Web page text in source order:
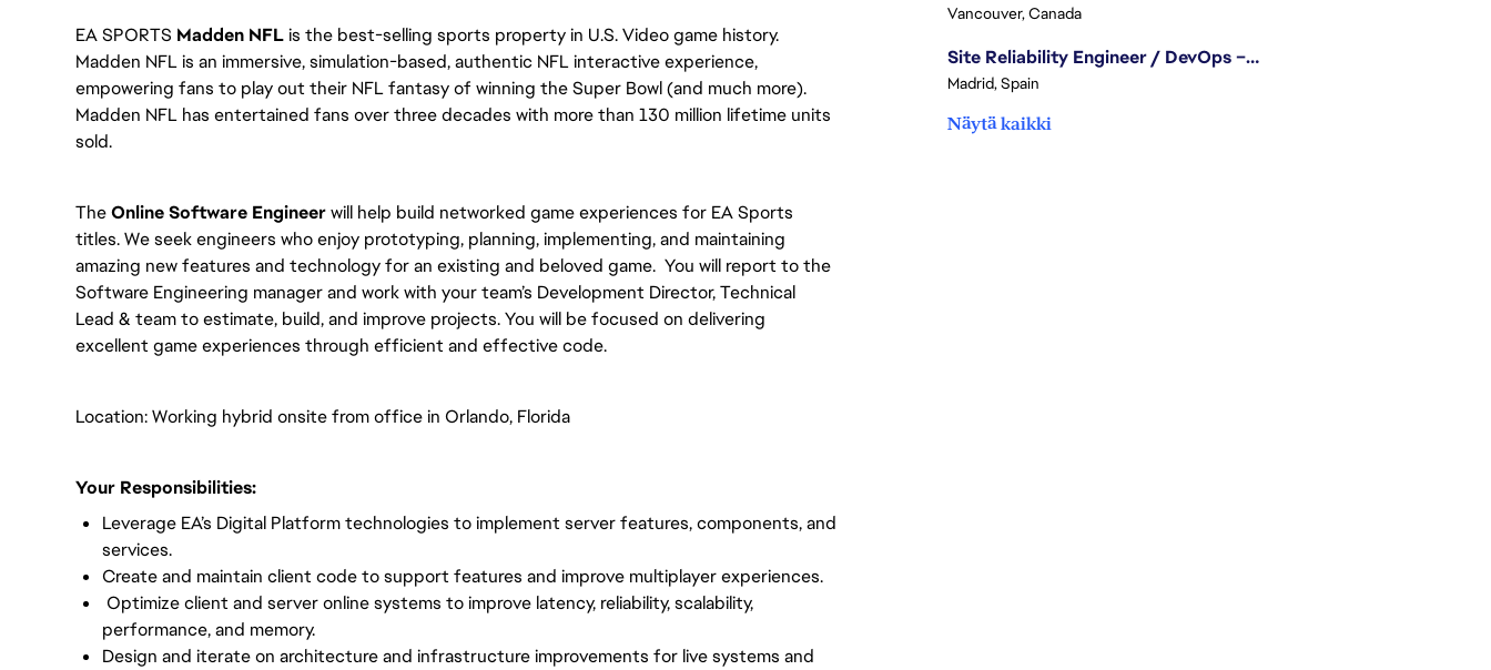
EA SPORTS Madden NFLis the best-selling sports property in U.S. Video game history.
Madden NFL is an immersive, simulation-based, authentic NFL interactive experience,
empowering fans to play out their NFL fantasy of winning the Super Bowl (and much more).
Madden NFL has entertained fans over three decades with more than 130 million lifetime units
sold.
TheOnline Software Engineerwill help build networked game experiences for EA Sports
titles. We seek engineers who enjoy prototyping, planning, implementing, and maintaining
amazing new features and technology for an existing and beloved game. You will report to the
Software Engineering manager and work with your team’s Development Director, Technical
Lead & team to estimate, build, and improve projects. You will be focused on delivering
excellent game experiences through efficient and effective code.
Location: Working hybrid onsite from office in Orlando, Florida
Your Responsibilities:
Leverage EA’s Digital Platform technologies to implement server features, components, and
services.
Create and maintain client code to support features and improve multiplayer experiences.
Optimize client and server online systems to improve latency, reliability, scalability,
performance, and memory.
Design and iterate on architecture and infrastructure improvements for live systems and
Vancouver, Canada
Site Reliability Engineer / DevOps – Localization
Madrid, Spain
Näytä kaikki